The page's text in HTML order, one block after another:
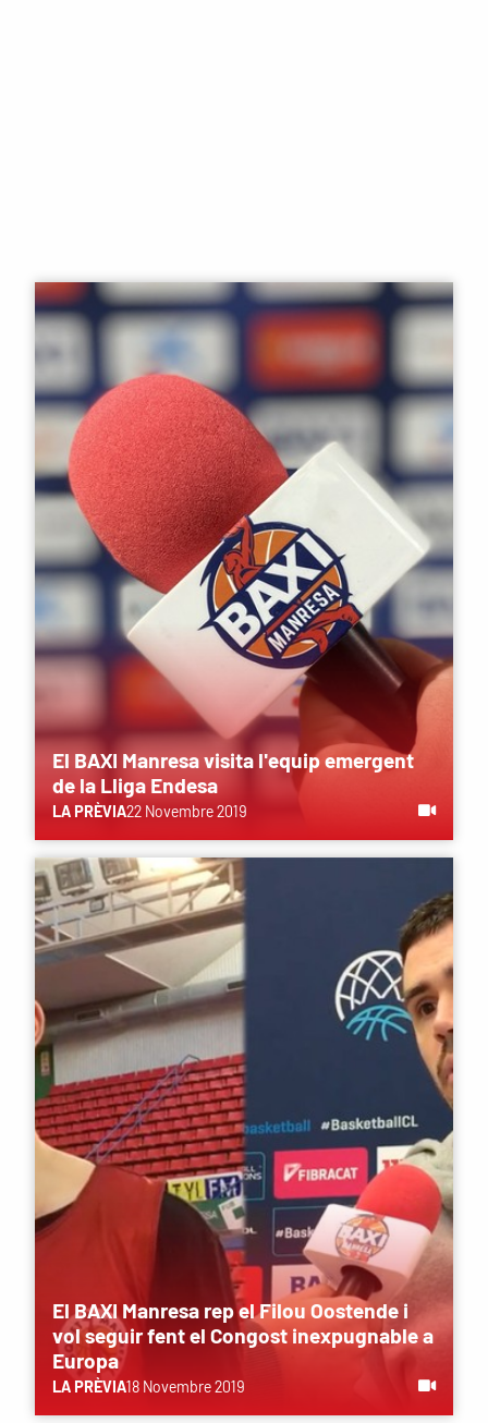
El BAXI Manresa visita l'equip emergent
de la Lliga Endesa
LA PRÈVIA22 Novembre 2019
El BAXI Manresa rep el Filou Oostende i
vol seguir fent el Congost inexpugnable a
Europa
LA PRÈVIA18 Novembre 2019